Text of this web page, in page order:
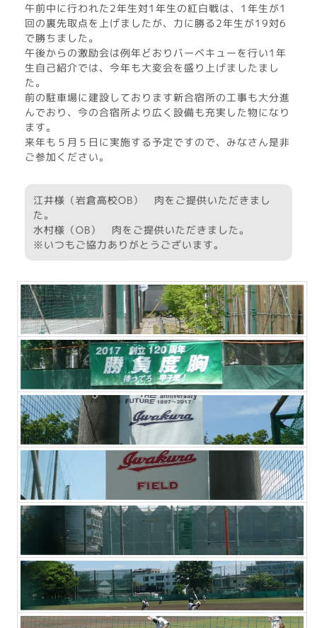
午前中に行われた2年生対1年生の紅白戦は、1年生が1
回の裏先取点を上げましたが、力に勝る2年生が19対6
で勝ちました。
午後からの激励会は例年どおりバーベキューを行い1年
生自己紹介では、今年も大変会を盛り上げましたまし
た。
前の駐車場に建設しております新合宿所の工事も大分進
んでおり、今の合宿所より広く設備も充実した物になり
ます。
来年も５月５日に実施する予定ですので、みなさん是非
ご参加ください。
江井様（岩倉高校OB） 肉をご提供いただきまし
た。
水村様（OB） 肉をご提供いただきました。
※いつもご協力ありがとうございます。